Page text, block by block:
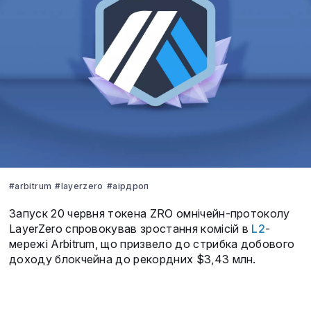
#arbitrum #layerzero #аірдроп
Запуск 20 червня токена ZRO омнічейн-протоколу
LayerZero спровокував зростання комісій в L2-
мережі Arbitrum, що призвело до стрибка добового
доходу блокчейна до рекордних $3,43 млн.